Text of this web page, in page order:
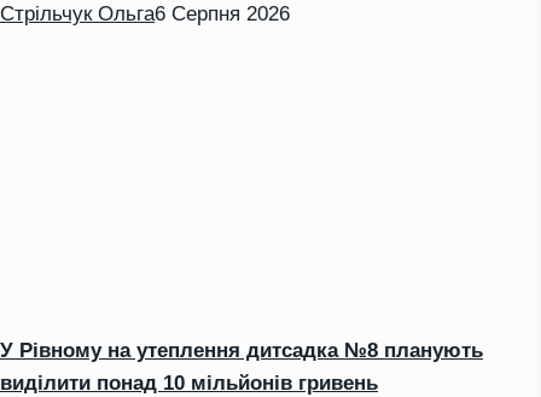
Стрільчук Ольга6 Серпня 2026
У Рівному на утеплення дитсадка №8 планують
виділити понад 10 мільйонів гривень